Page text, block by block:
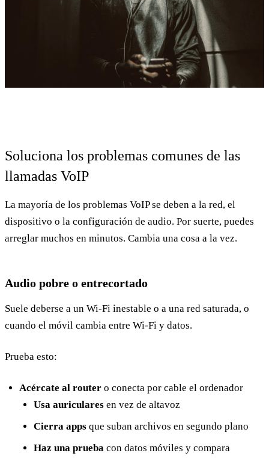
Soluciona los problemas comunes de las
llamadas VoIP
La mayoría de los problemas VoIP se deben a la red, el
dispositivo o la configuración de audio. Por suerte, puedes
arreglar muchos en minutos. Cambia una cosa a la vez.
Audio pobre o entrecortado
Suele deberse a un Wi-Fi inestable o a una red saturada, o
cuando el móvil cambia entre Wi-Fi y datos.
Prueba esto:
Acércate al router o conecta por cable el ordenador
Usa auriculares en vez de altavoz
Cierra apps que suban archivos en segundo plano
Haz una prueba con datos móviles y compara